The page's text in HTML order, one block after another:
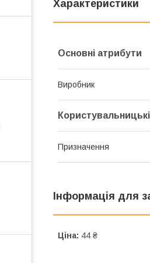
Характеристики
Основні атрибути
Виробник
Призначення
Інформація для
Ціна: 44 ₴